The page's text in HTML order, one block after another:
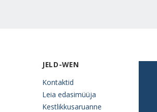
JELD-WEN
Kontaktid
Leia edasimüüja
Kestlikkusaruanne